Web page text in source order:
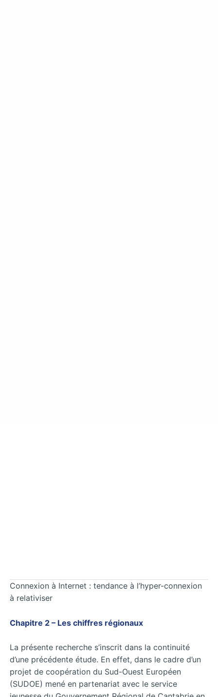
Connexion à Internet : tendance à l’hyper-connexion
à relativiser
Chapitre 2 – Les chiffres régionaux
La présente recherche s’inscrit dans la continuité
d’une précédente étude. En effet, dans le cadre d’un
projet de coopération du Sud-Ouest Européen
(SUDOE) mené en partenariat avec le service